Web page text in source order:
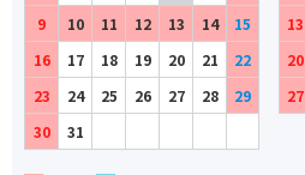
9
10 11 12 13 14
15
16
17 18 19 20 21
22
23
24 25 26 27 28
29
30
31
13
20
27